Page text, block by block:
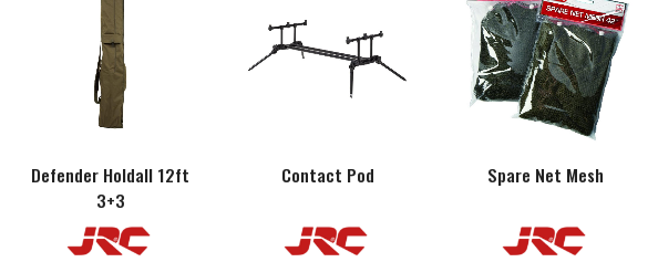
Defender Holdall 12ft
3+3
Contact Pod Spare Net Mesh